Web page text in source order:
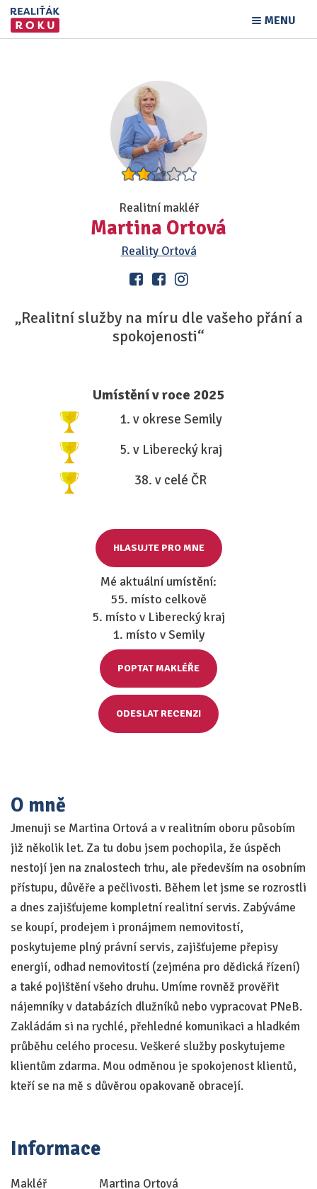
MENU
Realitní makléř
Martina Ortová
Reality Ortová
„Realitní služby na míru dle vašeho přání a
spokojenosti“
Umístění v roce 2025
1. v okrese Semily
5. v Liberecký kraj
38. v celé ČR
HLASUJTE PRO MNE
Mé aktuální umístění:
55. místo celkově
5. místo v Liberecký kraj
1. místo v Semily
POPTAT MAKLÉŘE
ODESLAT RECENZI
O mně
Jmenuji se Martina Ortová a v realitním oboru působím
již několik let. Za tu dobu jsem pochopila, že úspěch
nestojí jen na znalostech trhu, ale především na osobním
přístupu, důvěře a pečlivosti. Během let jsme se rozrostli
a dnes zajišťujeme kompletní realitní servis. Zabýváme
se koupí, prodejem i pronájmem nemovitostí,
poskytujeme plný právní servis, zajišťujeme přepisy
energií, odhad nemovitostí (zejména pro dědická řízení)
a také pojištění všeho druhu. Umíme rovněž prověřit
nájemníky v databázích dlužníků nebo vypracovat PNeB.
Zakládám si na rychlé, přehledné komunikaci a hladkém
průběhu celého procesu. Veškeré služby poskytujeme
klientům zdarma. Mou odměnou je spokojenost klientů,
kteří se na mě s důvěrou opakovaně obracejí.
Informace
Makléř Martina Ortová